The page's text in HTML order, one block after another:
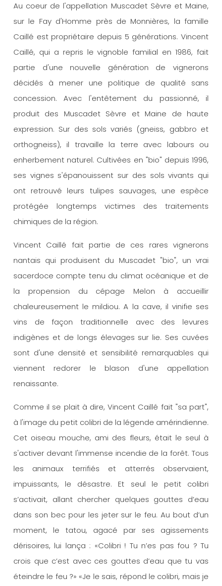
Au coeur de l'appellation Muscadet Sèvre et Maine,
sur le Fay d'Homme près de Monnières, la famille
Caillé est propriétaire depuis 5 générations. Vincent
Caillé, qui a repris le vignoble familial en 1986, fait
partie d'une nouvelle génération de vignerons
décidés à mener une politique de qualité sans
concession. Avec l'entêtement du passionné, il
produit des Muscadet Sèvre et Maine de haute
expression. Sur des sols variés (gneiss, gabbro et
orthogneiss), il travaille la terre avec labours ou
enherbement naturel. Cultivées en "bio" depuis 1996,
ses vignes s'épanouissent sur des sols vivants qui
ont retrouvé leurs tulipes sauvages, une espèce
protégée longtemps victimes des traitements
chimiques de la région.
Vincent Caillé fait partie de ces rares vignerons
nantais qui produisent du Muscadet "bio", un vrai
sacerdoce compte tenu du climat océanique et de
la propension du cépage Melon à accueillir
chaleureusement le mildiou. A la cave, il vinifie ses
vins de façon traditionnelle avec des levures
indigènes et de longs élevages sur lie. Ses cuvées
sont d'une densité et sensibilité remarquables qui
viennent redorer le blason d'une appellation
renaissante.
Comme il se plait à dire, Vincent Caillé fait "sa part",
à l'image du petit colibri de la légende amérindienne.
Cet oiseau mouche, ami des fleurs, était le seul à
s'activer devant l'immense incendie de la forêt. Tous
les animaux terrifiés et atterrés observaient,
impuissants, le désastre. Et seul le petit colibri
s’activait, allant chercher quelques gouttes d’eau
dans son bec pour les jeter sur le feu. Au bout d’un
moment, le tatou, agacé par ses agissements
dérisoires, lui lança : «Colibri ! Tu n’es pas fou ? Tu
crois que c’est avec ces gouttes d’eau que tu vas
éteindre le feu ?» «Je le sais, répond le colibri, mais je